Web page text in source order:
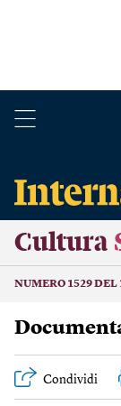
Cultura
NUMERO 1529 DEL
Condividi